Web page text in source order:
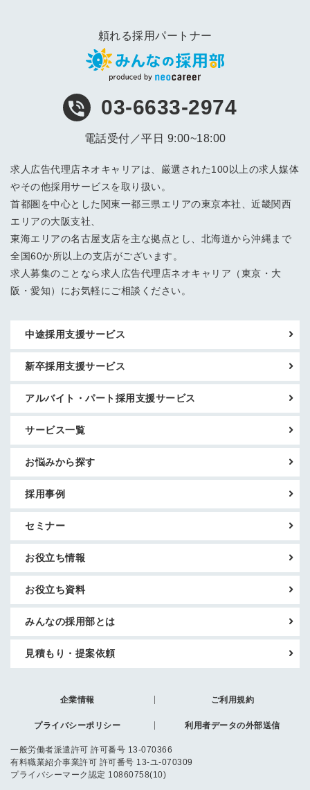
頼れる採用パートナー
03-6633-2974
電話受付／平日 9:00~18:00
求人広告代理店ネオキャリアは、厳選された100以上の求人媒体
やその他採用サービスを取り扱い。
首都圏を中心とした関東一都三県エリアの東京本社、近畿関西
エリアの大阪支社、
東海エリアの名古屋支店を主な拠点とし、北海道から沖縄まで
全国60か所以上の支店がございます。
求人募集のことなら求人広告代理店ネオキャリア（東京・大
阪・愛知）にお気軽にご相談ください。
中途採用支援サービス
新卒採用支援サービス
アルバイト・パート採用支援サービス
サービス一覧
お悩みから探す
採用事例
セミナー
お役立ち情報
お役立ち資料
みんなの採用部とは
見積もり・提案依頼
企業情報 ご利用規約
プライバシーポリシー 利用者データの外部送信
一般労働者派遣許可 許可番号 13-070366
有料職業紹介事業許可 許可番号 13-ユ-070309
プライバシーマーク認定 10860758(10)